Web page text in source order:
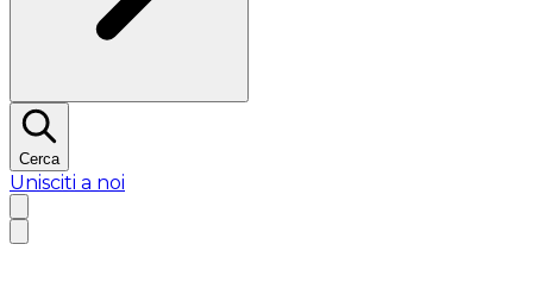
Cerca
Unisciti a noi